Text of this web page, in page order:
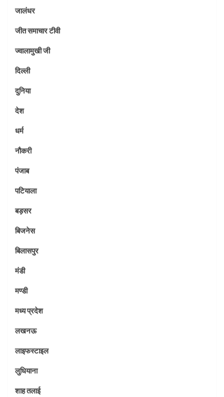
जालंधर
जीत समाचार टीवी
ज्वालामुखी जी
दिल्ली
दुनिया
देश
धर्म
नौकरी
पंजाब
पटियाला
बड़सर
बिजनेस
बिलासपुर
मंडी
मण्डी
मध्य प्रदेश
लखनऊ
लाइफस्टाइल
लुधियाना
शाह तलाई